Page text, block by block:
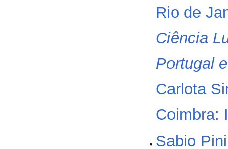
Rio de
Ciência
Portugal
Carlota
Coimbra:
Sabio